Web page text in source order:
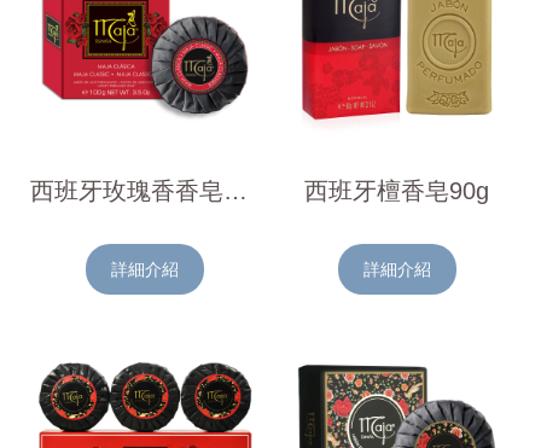
西班牙玫瑰香香皂100g
詳細介紹
西班牙檀香皂90g
詳細介紹